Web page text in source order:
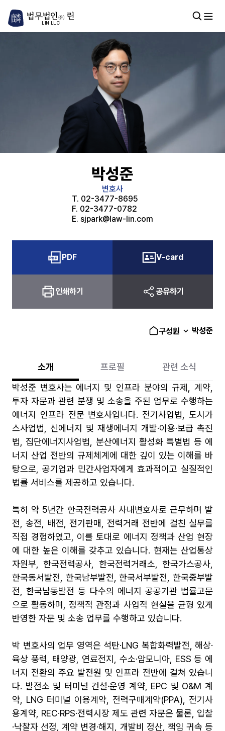
법무법인 (유) 린
LIN LLC
박성준
변호사
T. 02-3477-8695
F. 02-3477-0782
E. sjpark@law-lin.com
PDF V-card
인쇄하기 공유하기
구성원 박성준
소개 프로필
관련 소식
박성준 변호사는 에너지 및 인프라 분야의 규제, 계약,
투자 자문과 관련 분쟁 및 소송을 주된 업무로 수행하는
에너지 인프라 전문 변호사입니다. 전기사업법, 도시가
스사업법, 신에너지 및 재생에너지 개발·이용·보급 촉진
법, 집단에너지사업법, 분산에너지 활성화 특별법 등 에
너지 산업 전반의 규제체계에 대한 깊이 있는 이해를 바
탕으로, 공기업과 민간사업자에게 효과적이고 실질적인
법률 서비스를 제공하고 있습니다.
특히 약 5년간 한국전력공사 사내변호사로 근무하며 발
전, 송전, 배전, 전기판매, 전력거래 전반에 걸친 실무를
직접 경험하였고, 이를 토대로 에너지 정책과 산업 현장
에 대한 높은 이해를 갖추고 있습니다. 현재는 산업통상
자원부, 한국전력공사, 한국전력거래소, 한국가스공사,
한국동서발전, 한국남부발전, 한국서부발전, 한국중부발
전, 한국남동발전 등 다수의 에너지 공공기관 법률고문
으로 활동하며, 정책적 관점과 사업적 현실을 균형 있게
반영한 자문 및 소송 업무를 수행하고 있습니다.
박 변호사의 업무 영역은 석탄·LNG 복합화력발전, 해상·
육상 풍력, 태양광, 연료전지, 수소·암모니아, ESS 등 에
너지 전환의 주요 발전원 및 인프라 전반에 걸쳐 있습니
다. 발전소 및 터미널 건설·운영 계약, EPC 및 O&M 계
약, LNG 터미널 이용계약, 전력구매계약(PPA), 전기사
용계약, REC·RPS·전력시장 제도 관련 자문은 물론, 입찰
·낙찰자 선정, 계약 변경·해지, 개발비 정산, 책임 귀속 등